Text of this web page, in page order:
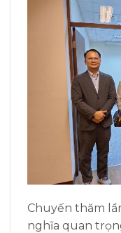
Chuyến thăm
nghĩa quan